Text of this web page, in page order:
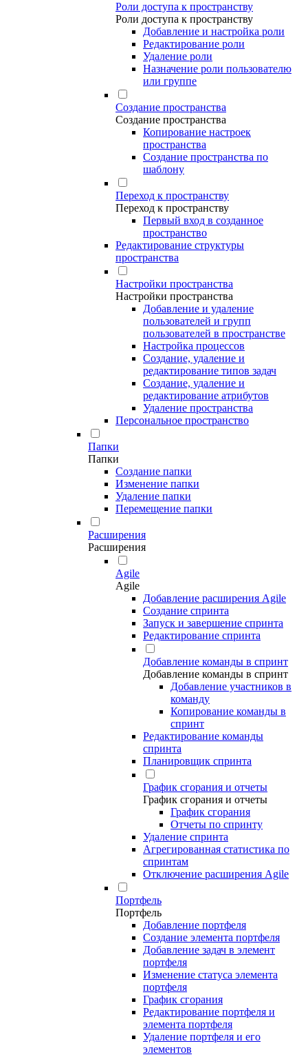
Роли доступа к пространству
Роли доступа к пространству
Добавление и настройка роли
Редактирование роли
Удаление роли
Назначение роли пользователю
или группе
Создание пространства
Создание пространства
Копирование настроек
пространства
Создание пространства по
шаблону
Переход к пространству
Переход к пространству
Первый вход в созданное
пространство
Редактирование структуры
пространства
Настройки пространства
Настройки пространства
Добавление и удаление
пользователей и групп
пользователей в пространстве
Настройка процессов
Создание, удаление и
редактирование типов задач
Создание, удаление и
редактирование атрибутов
Удаление пространства
Персональное пространство
Папки
Папки
Создание папки
Изменение папки
Удаление папки
Перемещение папки
Расширения
Расширения
Agile
Agile
Добавление расширения Agile
Создание спринта
Запуск и завершение спринта
Редактирование спринта
Добавление команды в спринт
Добавление команды в спринт
Добавление участников в
команду
Копирование команды в
спринт
Редактирование команды
спринта
Планировщик спринта
График сгорания и отчеты
График сгорания и отчеты
График сгорания
Отчеты по спринту
Удаление спринта
Агрегированная статистика по
спринтам
Отключение расширения Agile
Портфель
Портфель
Добавление портфеля
Создание элемента портфеля
Добавление задач в элемент
портфеля
Изменение статуса элемента
портфеля
График сгорания
Редактирование портфеля и
элемента портфеля
Удаление портфеля и его
элементов